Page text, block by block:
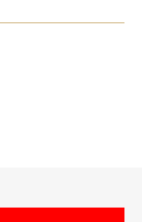
มร้อนและความน่า
มูลประสิทธิภาพใน
รผลิตจำนวนมาก